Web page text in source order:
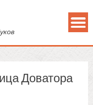
Доватора